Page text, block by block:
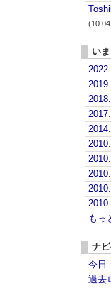
い
もっ
ナ
今日
過去